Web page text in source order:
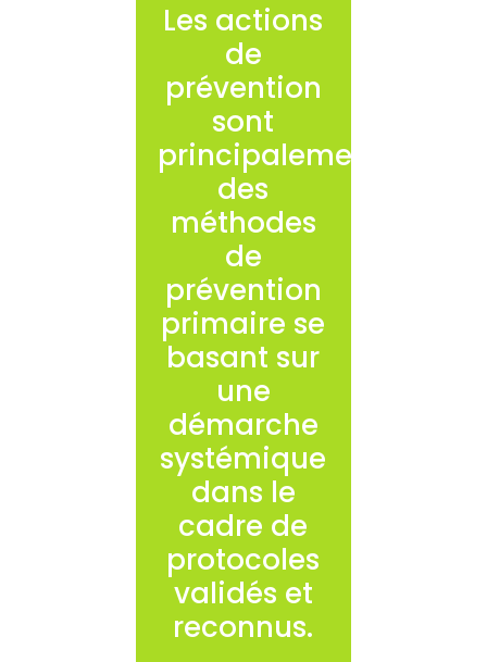
Les actions
de
prévention
sont
principalement
des
méthodes
de
prévention
primaire se
basant sur
une
démarche
systémique
dans le
cadre de
protocoles
validés et
reconnus.